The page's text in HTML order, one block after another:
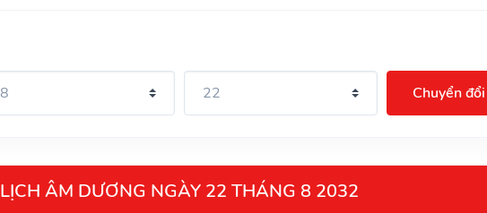
Chuyển đổi
LỊCH ÂM DƯƠNG NGÀY 22 THÁNG 8 2032